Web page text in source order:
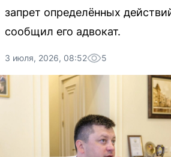
запрет определённых
сообщил его адвокат.
3 июля, 2026, 08:52 5